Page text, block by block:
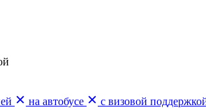
на автобусе
с визовой